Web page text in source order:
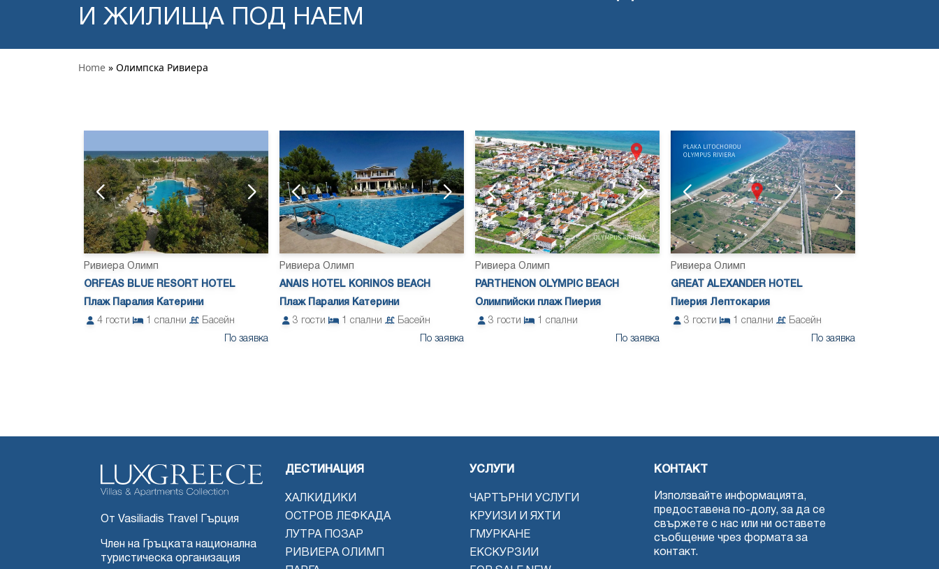
ORFEAS BLUE RESORT HOTEL
ORFEAS BLUE RESORT HOTEL
ANAIS HOTEL KORINOS BEACH
ANAIS HOTEL KORINOS BEACH
PARTHENON OLYMPIC BEACH GREAT ALEXANDER HOTEL
И ЖИЛИЩА ПОД НАЕМ
Home » Олимпска Ривиера
Ривиера Олимп
ORFEAS BLUE RESORT HOTEL
Плаж Паралия Катерини
4 гости 1 спални
Басейн
По заявка
Ривиера Олимп
ANAIS HOTEL KORINOS BEACH
Плаж Паралия Катерини
3 гости 1 спални
Басейн
По заявка
Ривиера Олимп
PARTHENON OLYMPIC BEACH
Олимпийски плаж Пиерия
3 гости 1 спални
По заявка
Ривиера Олимп
GREAT ALEXANDER HOTEL
Пиерия Лептокария
3 гости 1 спални
Басейн
По заявка
От Vasiliadis Travel Гърция
Член на Гръцката национална
туристическа организация
ДЕСТИНАЦИЯ
ХАЛКИДИКИ
ОСТРОВ ЛЕФКАДА
ЛУТРА ПОЗАР
РИВИЕРА ОЛИМП
УСЛУГИ
ЧАРТЪРНИ УСЛУГИ
КРУИЗИ И ЯХТИ
ГМУРКАНЕ
ЕКСКУРЗИИ
КОНТАКТ
Използвайте информацията,
предоставена по-долу, за да се
свържете с нас или ни оставете
съобщение чрез формата за
контакт.